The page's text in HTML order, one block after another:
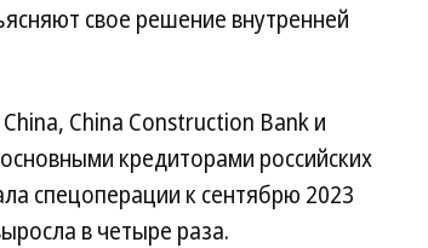
свое решение внутренней
China Construction Bank и
кредиторами российских
спецоперации к сентябрю 2023
в четыре раза.